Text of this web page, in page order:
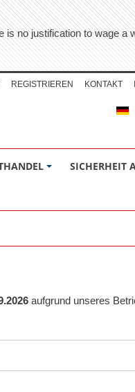
is no justification to wage a
KONTAKT
REGISTRIEREN
SICHERHEIT
aufgrund unseres